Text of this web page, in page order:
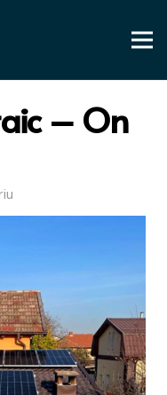
– On